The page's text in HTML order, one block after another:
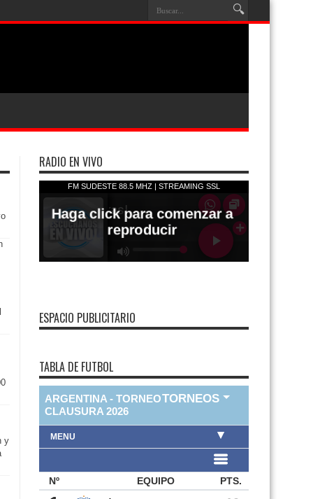
y
RADIO EN VIVO
ESPACIO PUBLICITARIO
TABLA DE FUTBOL